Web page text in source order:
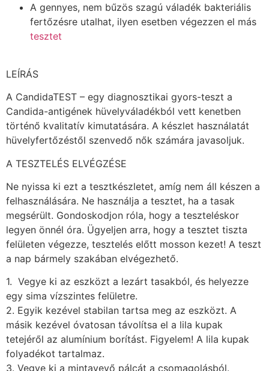
A gennyes, nem bűzös szagú váladék bakteriális
fertőzésre utalhat, ilyen esetben végezzen el más
tesztet
LEÍRÁS
A CandidaTEST – egy diagnosztikai gyors-teszt a
Candida-antigének hüvelyváladékból vett kenetben
történő kvalitatív kimutatására. A készlet használatát
hüvelyfertőzéstől szenvedő nők számára javasoljuk.
A TESZTELÉS ELVÉGZÉSE
Ne nyissa ki ezt a tesztkészletet, amíg nem áll készen a
felhasználására. Ne használja a tesztet, ha a tasak
megsérült. Gondoskodjon róla, hogy a teszteléskor
legyen önnél óra. Ügyeljen arra, hogy a tesztet tiszta
felületen végezze, tesztelés előtt mosson kezet! A teszt
a nap bármely szakában elvégezhető.
1. Vegye ki az eszközt a lezárt tasakból, és helyezze
egy sima vízszintes felületre.
2. Egyik kezével stabilan tartsa meg az eszközt. A
másik kezével óvatosan távolítsa el a lila kupak
tetejéről az alumínium borítást. Figyelem! A lila kupak
folyadékot tartalmaz.
3. Vegye ki a mintavevő pálcát a csomagolásból.